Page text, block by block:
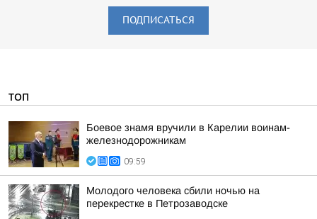
ПОДПИСАТЬСЯ
ТОП
Боевое знамя вручили в Карелии воинам-
железнодорожникам
09:59
Молодого человека сбили ночью на
перекрестке в Петрозаводске